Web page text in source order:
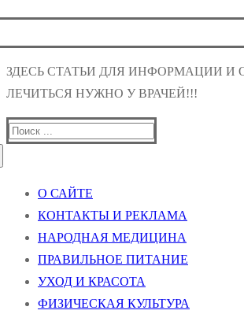
ЗДЕСЬ СТАТЬИ ДЛЯ ИНФОРМАЦИИ И
ЛЕЧИТЬСЯ НУЖНО У ВРАЧЕЙ!!!
Найти:
О САЙТЕ
КОНТАКТЫ И РЕКЛАМА
НАРОДНАЯ МЕДИЦИНА
ПРАВИЛЬНОЕ ПИТАНИЕ
УХОД И КРАСОТА
ФИЗИЧЕСКАЯ КУЛЬТУРА